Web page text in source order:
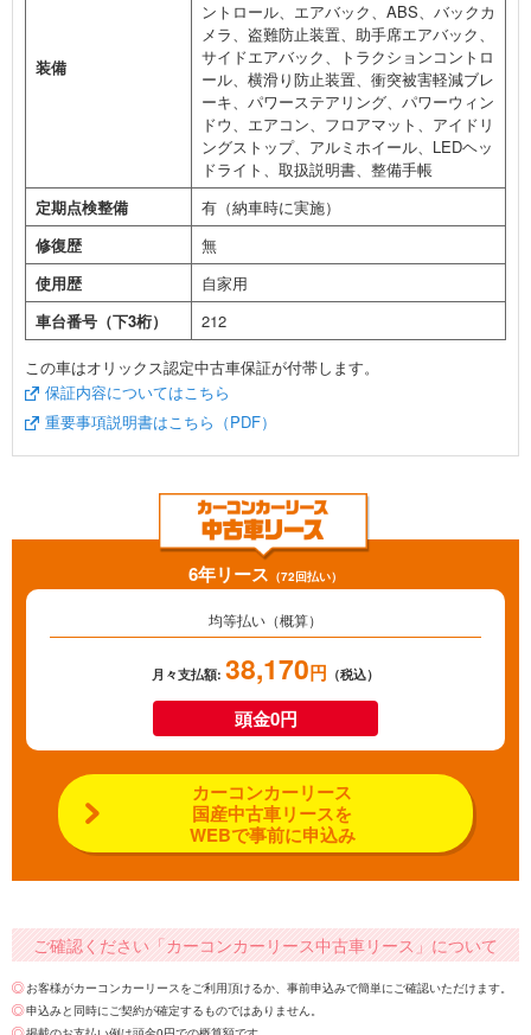
装備
ントロール、エアバック、ABS、バックカ
メラ、盗難防止装置、助手席エアバック、
サイドエアバック、トラクションコントロ
ール、横滑り防止装置、衝突被害軽減ブレ
ーキ、パワーステアリング、パワーウィン
ドウ、エアコン、フロアマット、アイドリ
ングストップ、アルミホイール、LEDヘッ
ドライト、取扱説明書、整備手帳
定期点検整備
有（納車時に実施）
修復歴
無
使用歴
自家用
車台番号（下3桁）
212
この車はオリックス認定中古車保証が付帯します。
保証内容についてはこちら
重要事項説明書はこちら（PDF）
6年リース （72回払い）
均等払い（概算）
月々支払額: 38,170円 （税込）
頭金0円
カーコンカーリース
国産中古車リースを
WEBで事前に申込み
ご確認ください「カーコンカーリース中古車リース」について
お客様がカーコンカーリースをご利用頂けるか、事前申込みで簡単にご確認いただけます。
申込みと同時にご契約が確定するものではありません。